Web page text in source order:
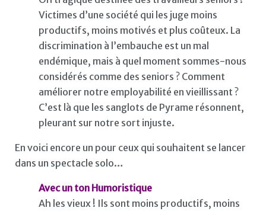
Victimes d’une société qui les juge moins
productifs, moins motivés et plus coûteux. La
discrimination à l’embauche est un mal
endémique, mais à quel moment sommes-nous
considérés comme des seniors ? Comment
améliorer notre employabilité en vieillissant ?
C’est là que les sanglots de Pyrame résonnent,
pleurant sur notre sort injuste.
En voici encore un pour ceux qui souhaitent se lancer
dans un spectacle solo…
Avec un ton Humoristique
Ah les vieux ! Ils sont moins productifs, moins